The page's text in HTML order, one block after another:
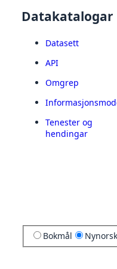
Datakatalogar
Datasett
API
Omgrep
Tenester og
hendingar
Bokmål Nynorsk